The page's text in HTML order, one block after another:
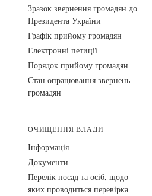
Зразок звернення громадян до
Президента України
Графік прийому громадян
Електронні петиції
Порядок прийому громадян
Стан опрацювання звернень
громадян
ОЧИЩЕННЯ ВЛАДИ
Інформація
Документи
Перелік посад та осіб, щодо
яких проводиться перевірка